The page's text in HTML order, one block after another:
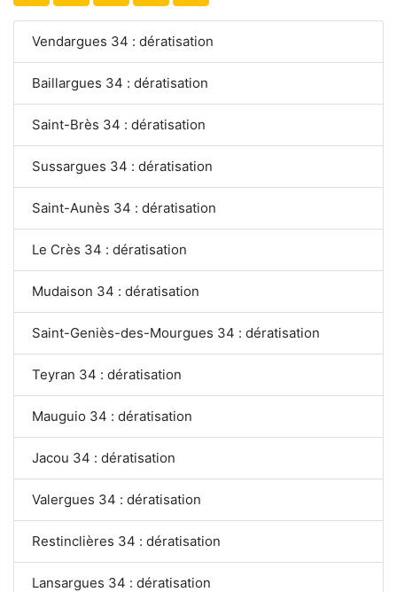
Vendargues 34 : dératisation
Baillargues 34 : dératisation
Saint-Brès 34 : dératisation
Sussargues 34 : dératisation
Saint-Aunès 34 : dératisation
Le Crès 34 : dératisation
Mudaison 34 : dératisation
Saint-Geniès-des-Mourgues 34 : dératisation
Teyran 34 : dératisation
Mauguio 34 : dératisation
Jacou 34 : dératisation
Valergues 34 : dératisation
Restinclières 34 : dératisation
Lansargues 34 : dératisation